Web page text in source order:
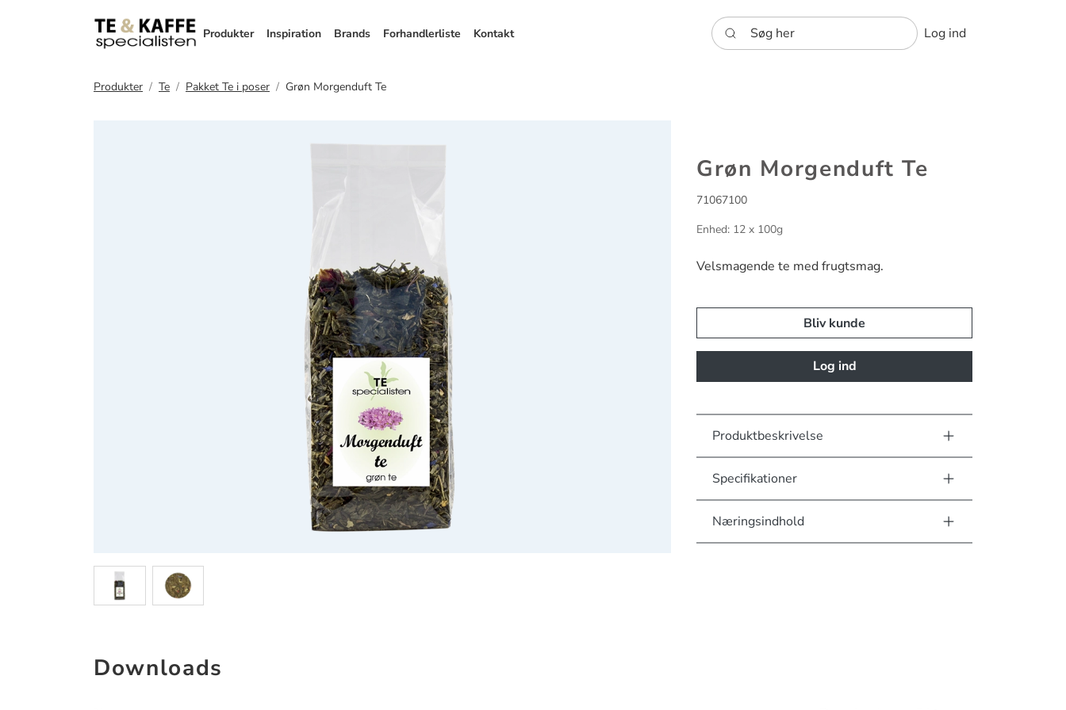
Produkter Inspiration Brands Forhandlerliste Kontakt Søg her Log ind
Produkter Te Pakket Te i poser Grøn Morgenduft Te
Grøn Morgenduft Te
71067100
Enhed: 12 x 100g
Velsmagende te med frugtsmag.
Bliv kunde
Log ind
Produktbeskrivelse
Specifikationer
Næringsindhold
Downloads